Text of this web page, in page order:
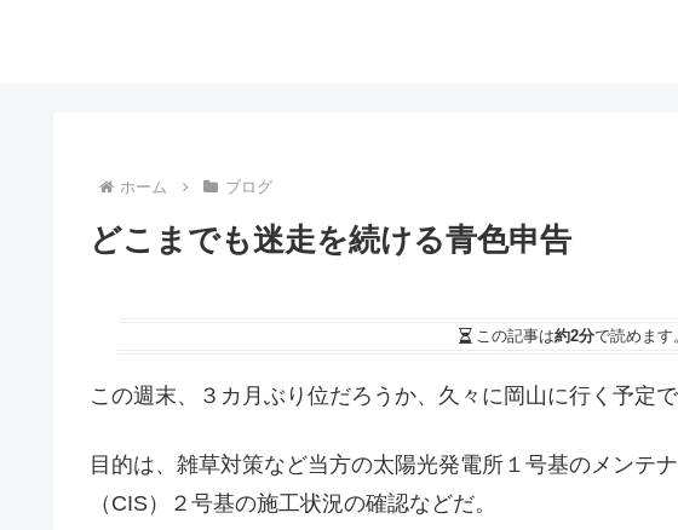
ホーム ブログ
どこまでも迷走を続ける青色申告
この記事は約2分で読めます
この週末、３カ月ぶり位だろうか、久々に岡山に行く予定で
目的は、雑草対策など当方の太陽光発電所１号基のメンテ
（CIS）２号基の施工状況の確認などだ。